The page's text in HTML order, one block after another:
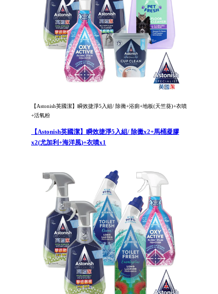
【Astonish英國潔】瞬效捷淨5入組/ 除黴+浴廁+地板(天竺葵)+衣噴
+活氧粉
【Astonish英國潔】瞬效捷淨5入組/ 除黴x2+馬桶凝膠
x2(尤加利+海洋風)+衣噴x1